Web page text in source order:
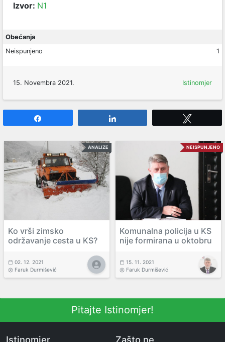
Izvor: N1
Obećanja
Neispunjeno
1
15. Novembra 2021. Istinomjer
ANALIZE
Ko vrši zimsko
održavanje cesta u KS?
02. 12. 2021
Faruk Durmišević
NEISPUNJENO
Komunalna policija u KS
nije formirana u oktobru
15. 11. 2021
Faruk Durmišević
Pitajte Istinomjer!
Istinomjer Zašto ne